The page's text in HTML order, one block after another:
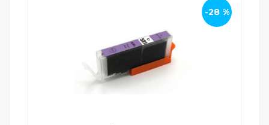
Canon Pixma TS6251
-28 %